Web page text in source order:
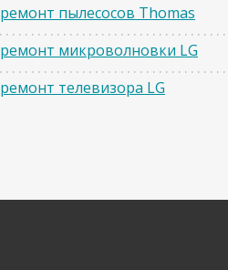
ремонт пылесосов Thomas
ремонт микроволновки LG
ремонт телевизора LG